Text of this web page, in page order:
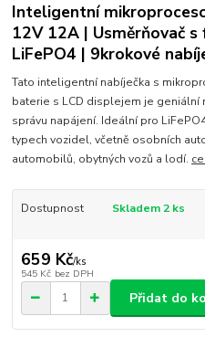
Inteligentní
12V 12A | Usměrňovač
LiFePO4 | 9krokové
Tato inteligentní nabíječka s
baterie s LCD displejem je geniální
správu napájení. Ideální pro
typech vozidel, včetně osobních
automobilů, obytných vozů a lodí.
Dostupnost Skladem 2 ks
659 Kč/ks
545 Kč bez DPH
Přidat do